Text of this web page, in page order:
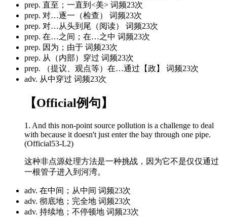
prep. 直至；一直到<美> 词频23次
prep. 对…逐一（检查） 词频23次
prep. 对…从头到尾（阅读） 词频23次
prep. 在…之间；在…之中 词频23次
prep. 因为；由于 词频23次
prep. 从（内部）穿过 词频23次
prep. （提议、观点等）在…通过【政】 词频23次
adv. 从中穿过 词频23次
【Official例句】
1. And this non-point source pollution is a challenge to deal
with because it doesn't just enter the bay through one pipe.
(Official53-L2)
这种非点源处理方法是一种挑战，因为它不是仅仅通过
一根管子进入到河湾。
adv. 在中间；从中间 词频23次
adv. 彻底地；完全地 词频23次
adv. 持续地；不停顿地 词频23次